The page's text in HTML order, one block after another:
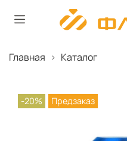
Главная Каталог
-20% Предзаказ